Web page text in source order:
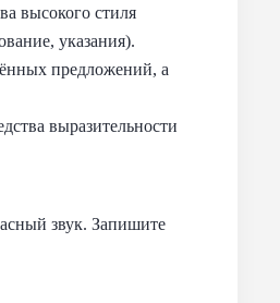
высокого стиля
указания).
предложений, а
выразительности
звук. Запишите